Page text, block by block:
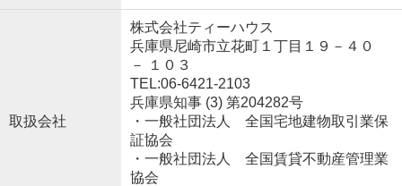
取扱会社
株式会社ティーハウス
兵庫県尼崎市立花町１丁目１９－４０
－ １０３
TEL:06-6421-2103
兵庫県知事 (3) 第204282号
・一般社団法人 全国宅地建物取引業保
証協会
・一般社団法人 全国賃貸不動産管理業
協会